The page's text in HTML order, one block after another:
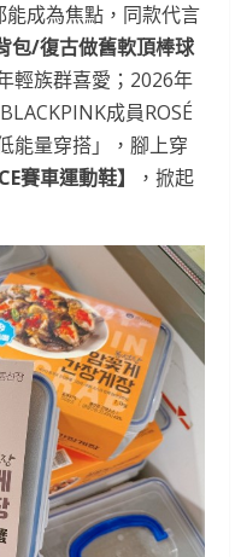
成為焦點，同款代言
包/復古做舊軟頂棒球
輕族群喜愛；2026年
成員ROSÉ
能量穿搭」，腳上穿
賽車運動鞋】
，掀起